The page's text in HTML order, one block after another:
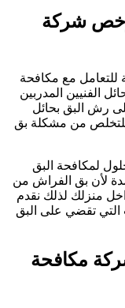
شركة
مع مكافحة
الفنيين المدربين
رش البق بحائل
من مشكلة بق
لمكافحة البق
لأن بق الفراش من
منزلك لذلك نقدم
تقضي على البق
مكافحة